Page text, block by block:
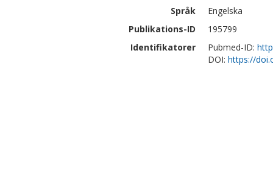
Språk
Engelska
Publikations-ID
195799
Identifikatorer
Pubmed-ID:
DOI: https://